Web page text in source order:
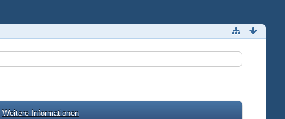
Weitere Informationen